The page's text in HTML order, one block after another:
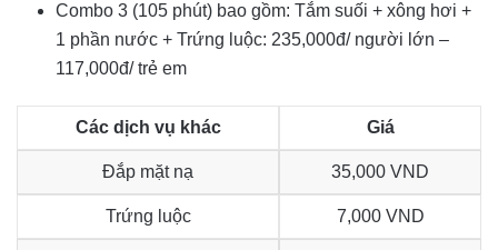
Combo 3 (105 phút) bao gồm: Tắm suối + xông hơi +
1 phần nước + Trứng luộc: 235,000đ/ người lớn –
117,000đ/ trẻ em
Các dịch vụ khác Giá
Đắp mặt nạ 35,000 VND
Trứng luộc 7,000 VND